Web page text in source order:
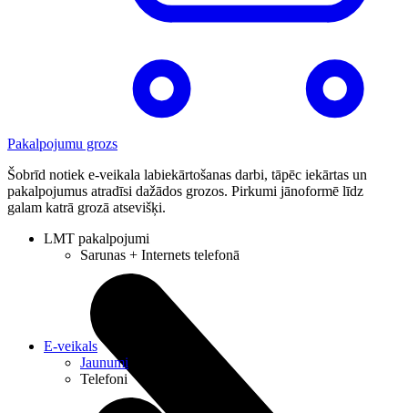
Pakalpojumu grozs
Šobrīd notiek e-veikala labiekārtošanas darbi, tāpēc iekārtas un
pakalpojumus atradīsi dažādos grozos. Pirkumi jānoformē līdz
galam katrā grozā atsevišķi.
LMT pakalpojumi
Sarunas + Internets telefonā
E-veikals
Jaunumi
Telefoni